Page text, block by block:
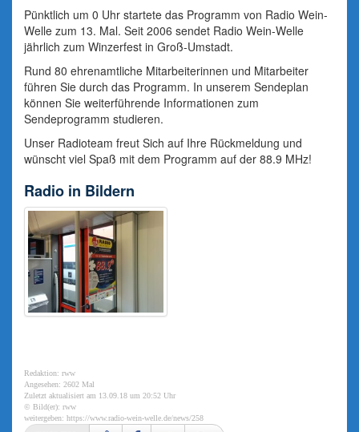
Pünktlich um 0 Uhr startete das Programm von Radio Wein-
Welle zum 13. Mal. Seit 2006 sendet Radio Wein-Welle
jährlich zum Winzerfest in Groß-Umstadt.
Rund 80 ehrenamtliche Mitarbeiterinnen und Mitarbeiter
führen Sie durch das Programm. In unserem Sendeplan
können Sie weiterführende Informationen zum
Sendeprogramm studieren.
Unser Radioteam freut Sich auf Ihre Rückmeldung und
wünscht viel Spaß mit dem Programm auf der 88.9 MHz!
Radio in Bildern
Redaktion: rww
Angesehen: 2602 Mal
Zuletzt aktualisiert am 13.09.18 um 20:52 Uhr
© Bild(er): rww
weitergeben: https://www.radio-wein-welle.de/news/258